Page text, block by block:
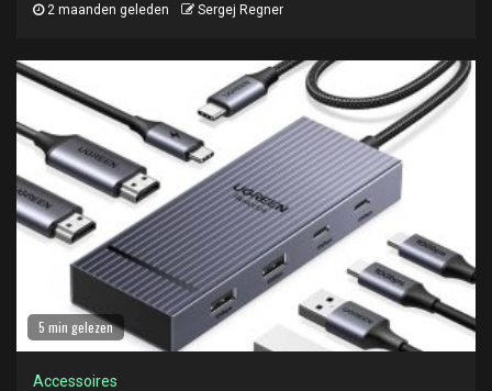
2 maanden geleden Sergej Regner
5 min gelezen
Accessoires